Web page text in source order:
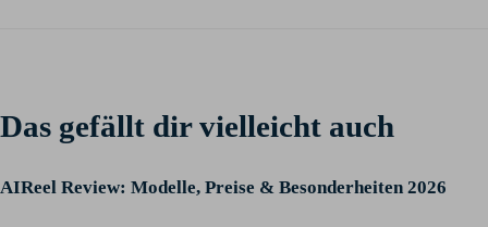
Das gefällt dir vielleicht auch
AIReel Review: Modelle, Preise & Besonderheiten 2026